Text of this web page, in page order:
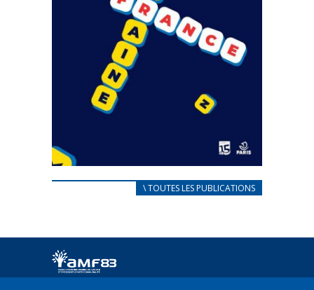
CARNET D’ACCUEIL
Afin d’accompagner au mieux les réfugiés
FEUILLETER
\ TOUTES LES PUBLICATIONS